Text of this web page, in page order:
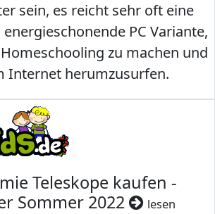
sein, es reicht sehr oft eine
PC Variante,
zu machen und
Internet herumzusurfen.
Teleskope kaufen -
Sommer 2022
lesen